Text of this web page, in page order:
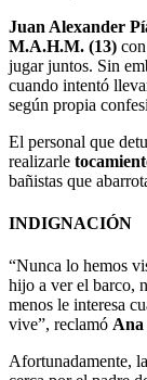
Juan Alexander
M.A.H.M. (13)
jugar juntos. Sin
cuando intentó
según propia
El personal que
realizarle
bañistas que
INDIGNACIÓN
“Nunca lo hemos
hijo a ver el barco,
menos le interesa
vive”, reclamó Ana
Afortunadamente,